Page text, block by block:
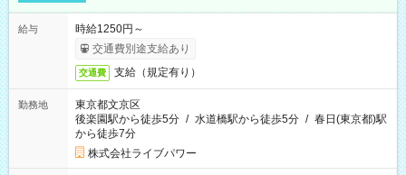
給与
時給1250円～
交通費別途支給あり
交通費 支給（規定有り）
勤務地
東京都文京区
後楽園駅から徒歩5分 / 水道橋駅から徒歩5分 / 春日(東京都)駅
から徒歩7分
株式会社ライブパワー